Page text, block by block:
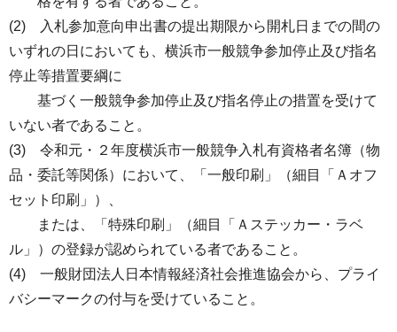
(2) 入札参加意向申出書の提出期限から開札日までの間の
いずれの日においても、横浜市一般競争参加停止及び指名
停止等措置要綱に
基づく一般競争参加停止及び指名停止の措置を受けて
いない者であること。
(3) 令和元・２年度横浜市一般競争入札有資格者名簿（物
品・委託等関係）において、「一般印刷」（細目「Ａオフ
セット印刷」）、
または、「特殊印刷」（細目「Ａステッカー・ラベ
ル」）の登録が認められている者であること。
(4) 一般財団法人日本情報経済社会推進協会から、プライ
バシーマークの付与を受けていること。